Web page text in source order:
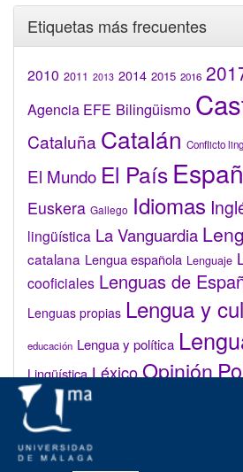
Etiquetas más frecuentes
2010 2011 2013 2014 2015 2016
Agencia EFE Bilingüismo
Cataluña Catalán Conflicto
El Mundo El País
Euskera Gallego Idiomas
lingüística La Vanguardia
catalana Lengua española Lenguaje
cooficiales Lenguas de
Lenguas propias Lengua y
educación Lengua y política
Lingüística LéxicoOpinión
lingüística
Valenciano